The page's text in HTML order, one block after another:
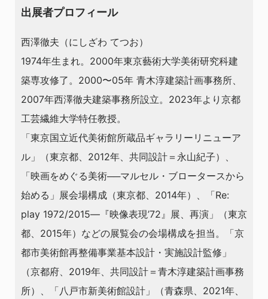
出展者プロフィール
西澤徹夫（にしざわ てつお）
1974年生まれ。2000年東京藝術大学美術研究科建
築専攻修了。2000〜05年 青木淳建築計画事務所、
2007年西澤徹夫建築事務所設立。2023年より京都
工芸繊維大学特任教授。
「東京国立近代美術館所蔵品ギャラリーリニューア
ル」（東京都、2012年、共同設計＝永山紀子）、
「映画をめぐる美術──マルセル・ブロータースから
始める」展会場構成（東京都、2014年）、「Re:
play 1972/2015―『映像表現’72』展、再演」（東京
都、2015年）などの展覧会の会場構成を担当。「京
都市美術館再整備事業基本設計・実施設計監修」
（京都府、2019年、共同設計＝青木淳建築計画事務
所）、「八戸市新美術館設計」（青森県、2021年、